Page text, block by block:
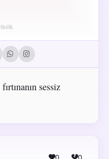
sessiz
0 0